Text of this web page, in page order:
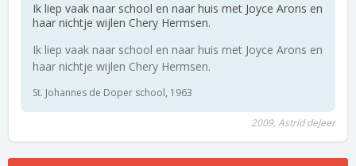
Ik liep vaak naar school en naar huis met Joyce Arons en
haar nichtje wijlen Chery Hermsen.
Ik liep vaak naar school en naar huis met Joyce Arons en
haar nichtje wijlen Chery Hermsen.
St. Johannes de Doper school, 1963
2009, Astrid deJeer